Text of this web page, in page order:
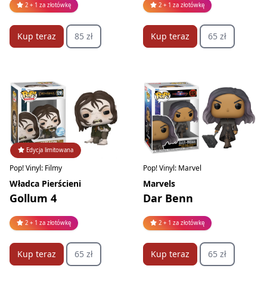
2 + 1 za złotówkę
Kup teraz 85 zł
2 + 1 za złotówkę
Kup teraz 65 zł
Edycja limitowana
Pop! Vinyl: Filmy
Władca Pierścieni
Gollum 4
2 + 1 za złotówkę
Kup teraz 65 zł
Pop! Vinyl: Marvel
Marvels
Dar Benn
2 + 1 za złotówkę
Kup teraz 65 zł